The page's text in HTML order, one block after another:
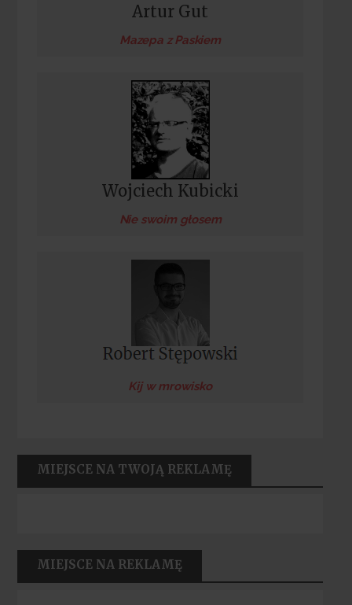
Artur Gut
Mazepa z Paskiem
Wojciech Kubicki
Nie swoim głosem
Kij w mrowisko
MIEJSCE NA TWOJĄ REKLAMĘ
MIEJSCE NA REKLAMĘ